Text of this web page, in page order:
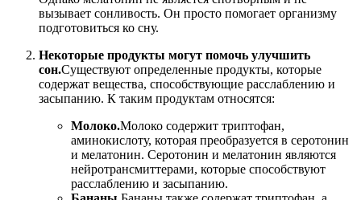
вызывает сонливость. Он просто помогает организму
подготовиться ко сну.
Некоторые продукты могут помочь улучшить
сон.Существуют определенные продукты, которые
содержат вещества, способствующие расслаблению и
засыпанию. К таким продуктам относятся:
Молоко.Молоко содержит триптофан,
аминокислоту, которая преобразуется в серотонин
и мелатонин. Серотонин и мелатонин являются
нейротрансмиттерами, которые способствуют
расслаблению и засыпанию.